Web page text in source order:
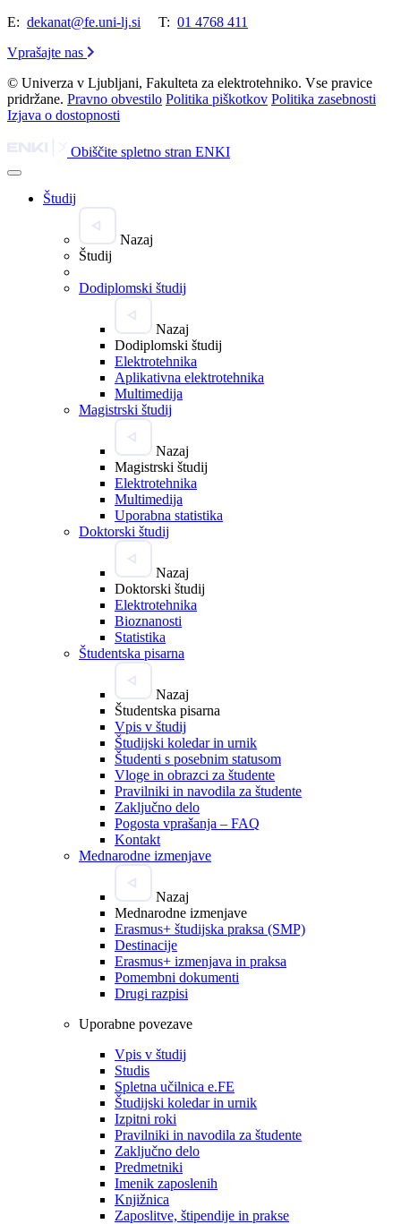
E: dekanat@fe.uni-lj.si T: 01 4768 411
Vprašajte nas
© Univerza v Ljubljani, Fakulteta za elektrotehniko. Vse pravice
pridržane. Pravno obvestilo Politika piškotkov Politika zasebnosti
Izjava o dostopnosti
Obiščite spletno stran ENKI
Študij
Nazaj
Študij
Dodiplomski študij
Nazaj
Dodiplomski študij
Elektrotehnika
Aplikativna elektrotehnika
Multimedija
Magistrski študij
Nazaj
Magistrski študij
Elektrotehnika
Multimedija
Uporabna statistika
Doktorski študij
Nazaj
Doktorski študij
Elektrotehnika
Bioznanosti
Statistika
Študentska pisarna
Nazaj
Študentska pisarna
Vpis v študij
Študijski koledar in urnik
Študenti s posebnim statusom
Vloge in obrazci za študente
Pravilniki in navodila za študente
Zaključno delo
Pogosta vprašanja – FAQ
Kontakt
Mednarodne izmenjave
Nazaj
Mednarodne izmenjave
Erasmus+ študijska praksa (SMP)
Destinacije
Erasmus+ izmenjava in praksa
Pomembni dokumenti
Drugi razpisi
Uporabne povezave
Vpis v študij
Studis
Spletna učilnica e.FE
Študijski koledar in urnik
Izpitni roki
Pravilniki in navodila za študente
Zaključno delo
Predmetniki
Imenik zaposlenih
Knjižnica
Zaposlitve, štipendije in prakse